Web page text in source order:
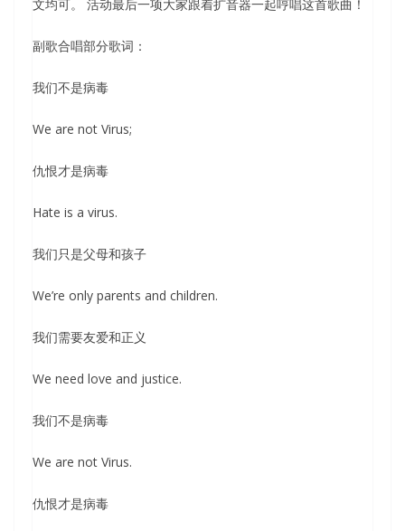
文均可。 活动最后一项大家跟着扩音器一起哼唱这首歌曲！
副歌合唱部分歌词：
我们不是病毒
We are not Virus;
仇恨才是病毒
Hate is a virus.
我们只是父母和孩子
We’re only parents and children.
我们需要友爱和正义
We need love and justice.
我们不是病毒
We are not Virus.
仇恨才是病毒